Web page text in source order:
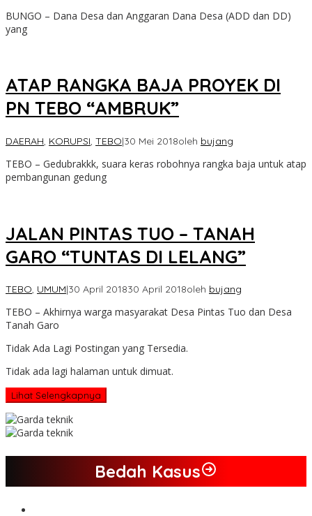
BUNGO – Dana Desa dan Anggaran Dana Desa (ADD dan DD)
yang
ATAP RANGKA BAJA PROYEK DI
PN TEBO “AMBRUK”
DAERAH, KORUPSI, TEBO|30 Mei 2018oleh bujang
TEBO – Gedubrakkk, suara keras robohnya rangka baja untuk atap
pembangunan gedung
JALAN PINTAS TUO – TANAH
GARO “TUNTAS DI LELANG”
TEBO, UMUM|30 April 201830 April 2018oleh bujang
TEBO – Akhirnya warga masyarakat Desa Pintas Tuo dan Desa
Tanah Garo
Tidak Ada Lagi Postingan yang Tersedia.
Tidak ada lagi halaman untuk dimuat.
Lihat Selengkapnya
Bedah Kasus